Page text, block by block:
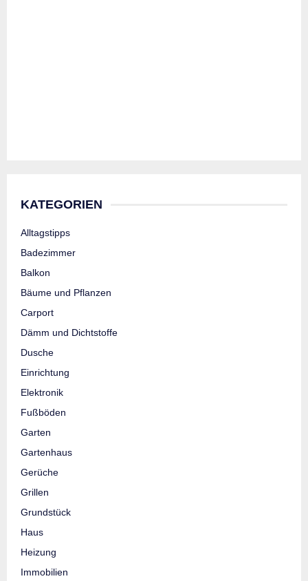
KATEGORIEN
Alltagstipps
Badezimmer
Balkon
Bäume und Pflanzen
Carport
Dämm und Dichtstoffe
Dusche
Einrichtung
Elektronik
Fußböden
Garten
Gartenhaus
Gerüche
Grillen
Grundstück
Haus
Heizung
Immobilien